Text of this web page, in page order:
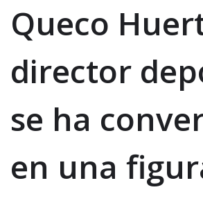
Queco
director
se ha
en una